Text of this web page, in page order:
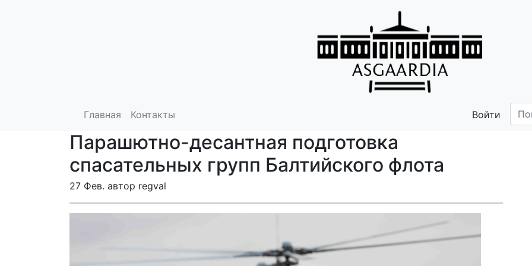
Главная Контакты Войти
Парашютно-десантная подготовка
спасательных групп Балтийского флота
27 Фев. автор regval